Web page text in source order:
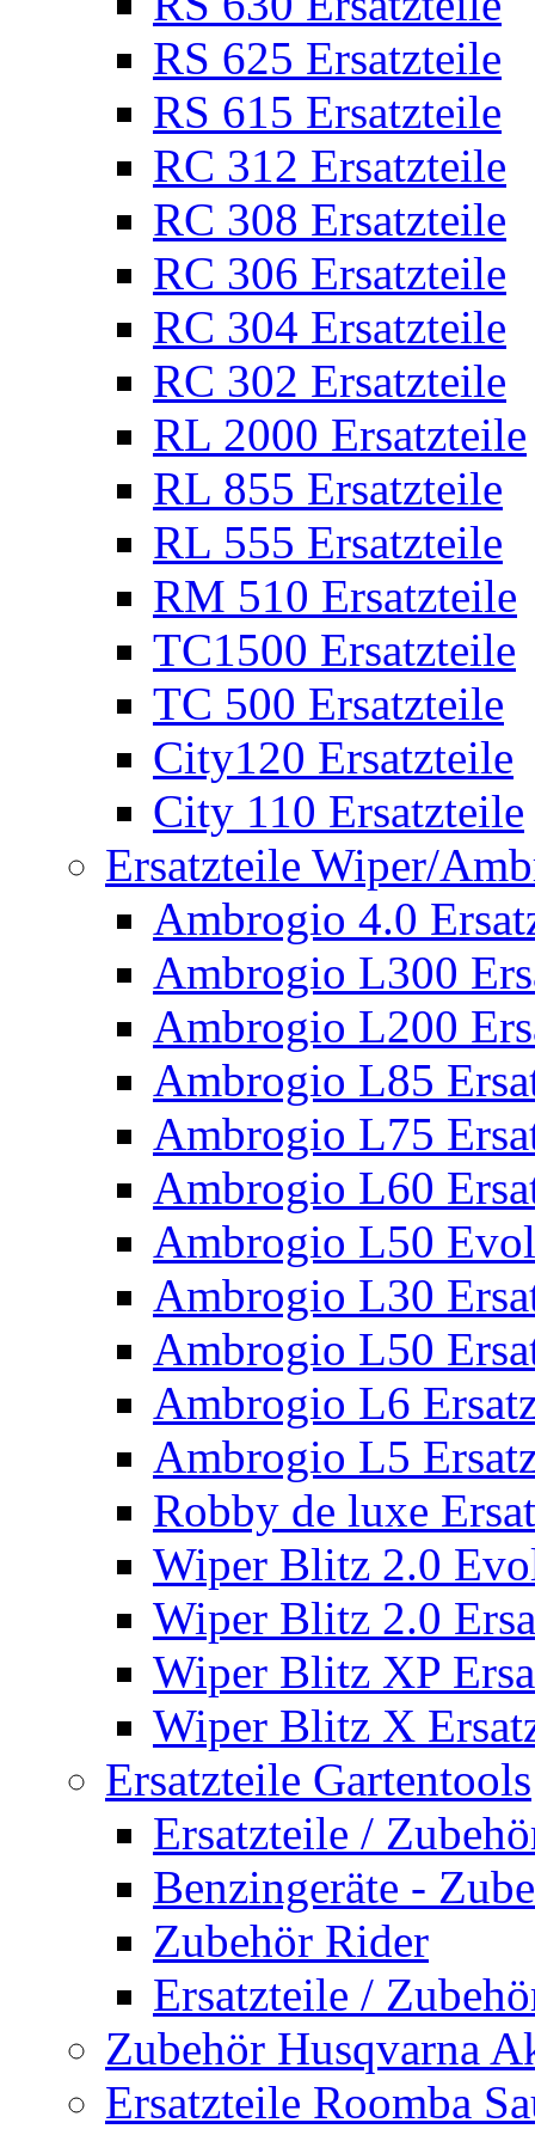
RS 625 Ersatzteile
RS 615 Ersatzteile
RC 312 Ersatzteile
RC 308 Ersatzteile
RC 306 Ersatzteile
RC 304 Ersatzteile
RC 302 Ersatzteile
RL 2000 Ersatzteile
RL 855 Ersatzteile
RL 555 Ersatzteile
RM 510 Ersatzteile
TC1500 Ersatzteile
TC 500 Ersatzteile
City120 Ersatzteile
City 110 Ersatzteile
Ersatzteile Wiper/
Ambrogio 4.0
Ambrogio L300
Ambrogio L200
Ambrogio L85
Ambrogio L75
Ambrogio L60
Ambrogio L50
Ambrogio L30
Ambrogio L50
Ambrogio L6
Ambrogio L5
Robby de luxe
Wiper Blitz 2.0
Wiper Blitz 2.0
Wiper Blitz XP
Wiper Blitz X
Ersatzteile Gartentools
Ersatzteile /
Benzingeräte -
Zubehör Rider
Ersatzteile /
Zubehör Husqvarna
Ersatzteile Roomba